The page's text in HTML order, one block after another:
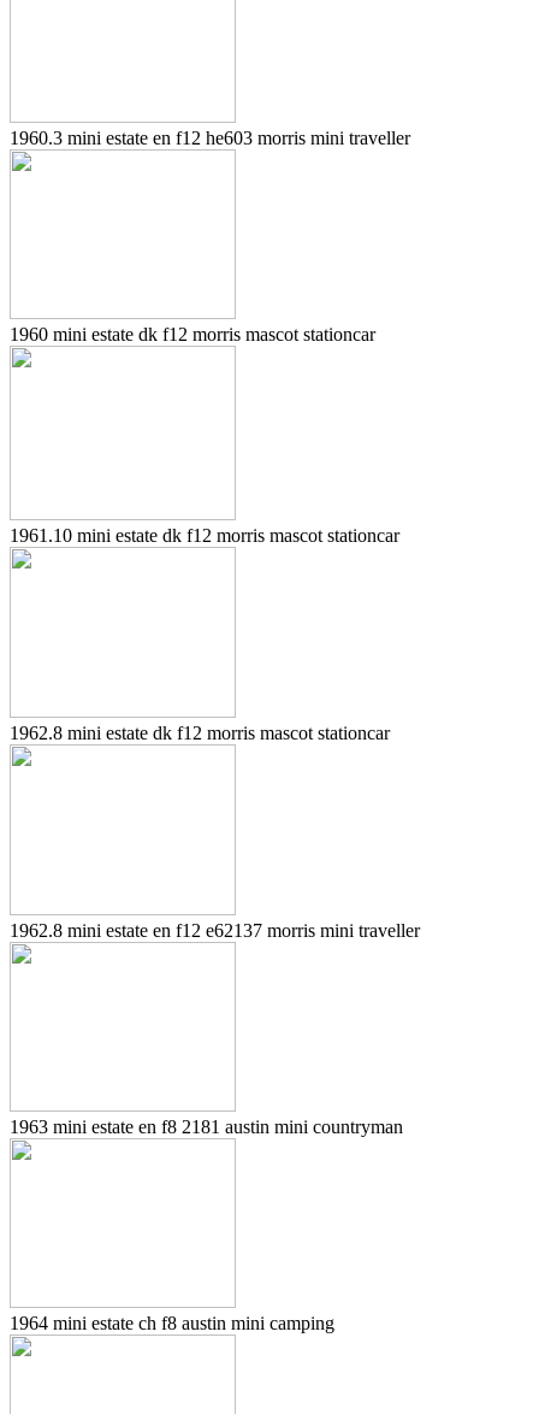
1960.3 mini estate en f12 he603 morris mini traveller
1960 mini estate dk f12 morris mascot stationcar
1961.10 mini estate dk f12 morris mascot stationcar
1962.8 mini estate dk f12 morris mascot stationcar
1962.8 mini estate en f12 e62137 morris mini traveller
1963 mini estate en f8 2181 austin mini countryman
1964 mini estate ch f8 austin mini camping